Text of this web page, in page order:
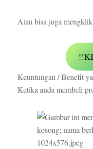
Atau bisa juga
Keuntungan / Benefit
Ketika anda membeli